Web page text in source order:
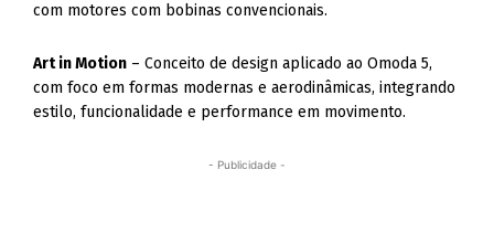
com motores com bobinas convencionais.
Art in Motion – Conceito de design aplicado ao Omoda 5,
com foco em formas modernas e aerodinâmicas, integrando
estilo, funcionalidade e performance em movimento.
- Publicidade -